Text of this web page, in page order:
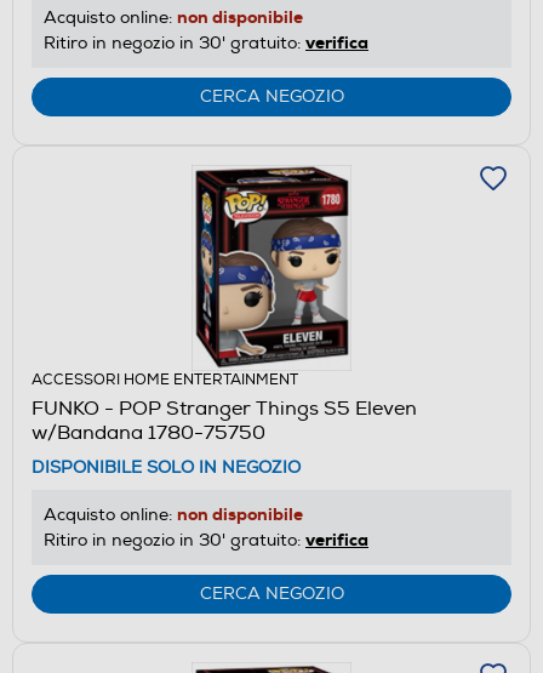
Acquisto online: non disponibile
Ritiro in negozio in 30' gratuito: verifica
CERCA NEGOZIO
ACCESSORI HOME ENTERTAINMENT
FUNKO - POP Stranger Things S5 Eleven
w/Bandana 1780-75750
DISPONIBILE SOLO IN NEGOZIO
Acquisto online: non disponibile
Ritiro in negozio in 30' gratuito: verifica
CERCA NEGOZIO